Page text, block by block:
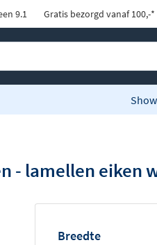
9.1 Gratis bezorgd vanaf 100,-*
- lamellen eiken
Breedte